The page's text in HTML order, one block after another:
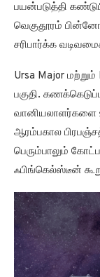
பயன்படுத்தி
வெகுதூரம்
சரிபார்க்க
Ursa Major
பகுதி.
வானியலாளர்களை
ஆரம்பகால
பெரும்பாலும்
ஃபிங்கெல்ஸ்டீன்